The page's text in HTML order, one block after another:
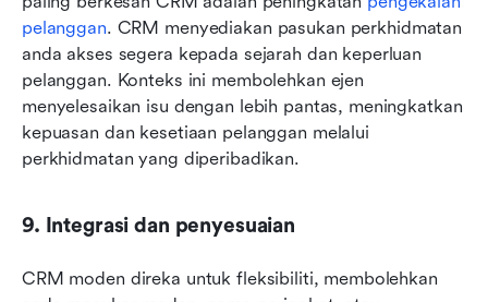
pelanggan. CRM menyediakan pasukan perkhidmatan
anda akses segera kepada sejarah dan keperluan
pelanggan. Konteks ini membolehkan ejen
menyelesaikan isu dengan lebih pantas, meningkatkan
kepuasan dan kesetiaan pelanggan melalui
perkhidmatan yang diperibadikan.
9. Integrasi dan penyesuaian
CRM moden direka untuk fleksibiliti, membolehkan